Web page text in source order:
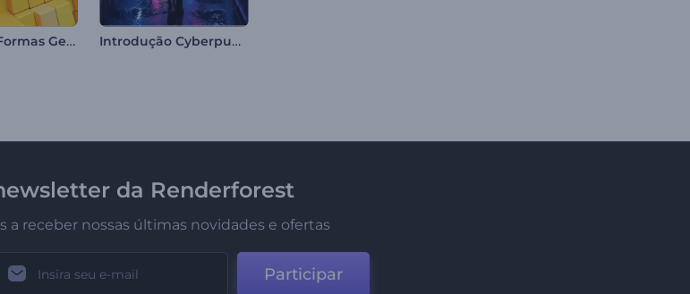
Intro com Formas Geométricas Limpas Introdução Cyberpunk Neon
da Renderforest
a receber nossas últimas novidades e ofertas
Participar